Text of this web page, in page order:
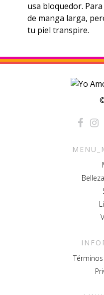
usa bloquedor.
de manga larga,
tu piel transpire.